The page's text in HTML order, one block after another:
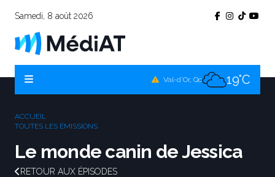
Samedi, 8 août 2026
Val-d'Or, Qc 19°C
ACCUEIL
TOUTES LES ÉMISSIONS
Le monde canin de Jessica
RETOUR AUX ÉPISODES